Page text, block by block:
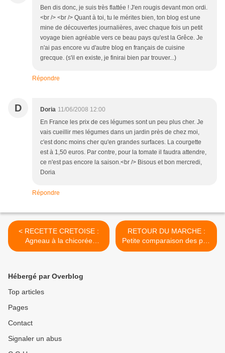
Ben dis donc, je suis très flattée ! J'en rougis devant mon ordi.
<br /> <br /> Quant à toi, tu le mérites bien, ton blog est une
mine de découvertes journalières, avec chaque fois un petit
voyage bien agréable vers ce beau pays qu'est la Grêce. Je
n'ai pas encore vu d'autre blog en français de cuisine
grecque. (s'il en existe, je finirai bien par trouver...)
Répondre
D Doria 11/06/2008 12:00
En France les prix de ces légumes sont un peu plus cher. Je
vais cueillir mes légumes dans un jardin près de chez moi,
c'est donc moins cher qu'en grandes surfaces. La courgette
est à 1,50 euros. Par contre, pour la tomate il faudra attendre,
ce n'est pas encore la saison.<br /> Bisous et bon mercredi,
Doria
Répondre
< RECETTE CRETOISE :
Agneau à la chicorée
sauvage
RETOUR DU MARCHE :
Petite comparaison des prix
? >
Hébergé par Overblog
Top articles
Pages
Contact
Signaler un abus